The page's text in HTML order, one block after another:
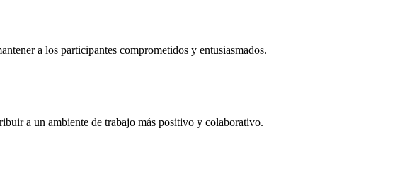
a los participantes comprometidos y entusiasmados.
a un ambiente de trabajo más positivo y colaborativo.